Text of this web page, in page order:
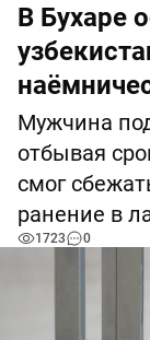
В Бухаре
Мужчина
отбывая
смог
ранение в
1723 0